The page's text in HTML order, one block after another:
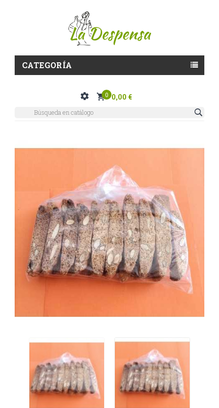
CATEGORÍA
0 0,00 €